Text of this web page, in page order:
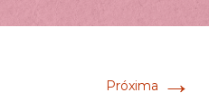
Próxima →